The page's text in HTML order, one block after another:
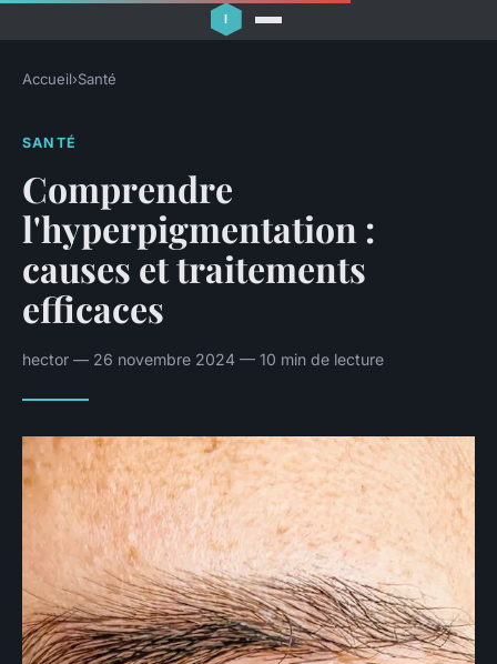
Accueil›Santé
SANTÉ
Comprendre
l'hyperpigmentation :
causes et traitements
efficaces
hector — 26 novembre 2024 — 10 min de lecture